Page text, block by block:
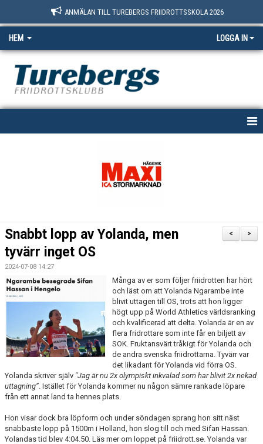
ANMÄLAN TILL TUREBERGS FRIIDROTTSSKOLA 2026
HEM LOGGA IN
MEDLEM
STATISTIK & RESULTAT
FUNKTIONÄR
TÄVLINGAR
KONTAKT
UTBILDNING
KALENDER
>
<
Snabbt lopp av Yolanda, men
tyvärr inget OS
2024-07-08 14:27
Många av er som följer friidrotten har hört
och läst om att Yolanda Ngarambe inte
blivit uttagen till OS, trots att hon ligger
högt upp på World Athletics världsranking
och kvalificerad att delta. Yolanda är en av
flera fridrottare som inte får en biljett av
SOK. Fruktansvärt tråkigt för Yolanda och
de andra svenska friidrottarna. Tyvärr var
det likadant för Yolanda vid förra OS.
Yolanda skriver själv "Jag är nu 2x olympiskt inkvalad som har blivit 2x nekad
uttagning”. Istället för Yolanda kommer nu någon sämre rankade löpare
från ett annat land ta hennes plats.
Hon visar dock bra löpform och under söndagen sprang hon sitt näst
snabbaste lopp på 1500m i Holland, hon slog till och med Sifan Hassan.
Yolandas tid blev 4:04.50. Läs mer om loppet på friidrott.se. Yolanda var